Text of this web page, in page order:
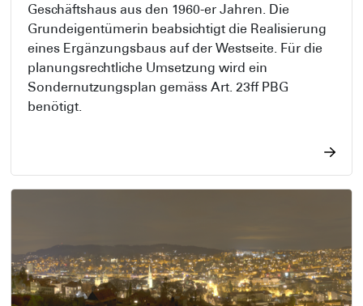
Geschäftshaus aus den 1960-er Jahren. Die
Grundeigentümerin beabsichtigt die Realisierung
eines Ergänzungsbaus auf der Westseite. Für die
planungsrechtliche Umsetzung wird ein
Sondernutzungsplan gemäss Art. 23ff PBG
benötigt.